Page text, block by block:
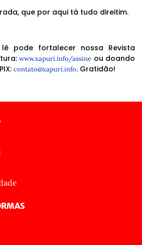
que por aqui tá tudo direitim.
pode fortalecer nossa Revista
www.xapuri.info/assine ou doando
contato@xapuri.info. Gratidão!